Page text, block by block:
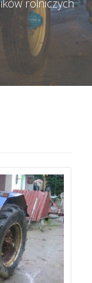
rolniczych